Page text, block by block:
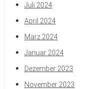
Juli 2024
April 2024
März 2024
Januar 2024
Dezember 2023
November 2023